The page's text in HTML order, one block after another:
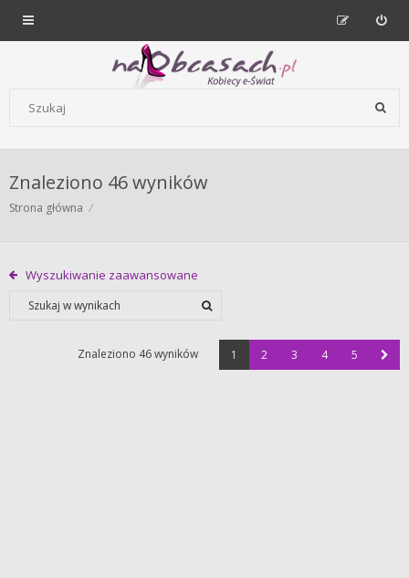
Forum dla kobiet | NaObcasach.pl
Znaleziono 46 wyników
Strona główna
Wyszukiwanie zaawansowane
Znaleziono 46 wyników 1 2 3 4 5